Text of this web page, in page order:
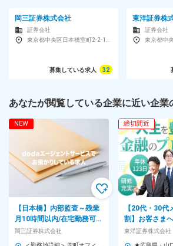
■証券・銀行での営業経験
■販売・サービス業での接客経験
＜こんな方をお待ちしています＞
■お客様のために自発的に動ける方
■常に感謝の気持ちを持ち、人と誠実に向き
■本当にお客様のためになる商品の提案をし
■資産アドバイザーとして誇りを持って働き
※いずれかにあてはまる方を歓迎いたします
勤務地
■全国52拠点いずれかでのご勤務
※下記のいずれかのコースを選択していただ
・全国転勤型／転居を伴う転勤あり
・地域限定型／転居を伴わない転勤あり
岡三証券株式会社
証券会社
募集している求人 32
東洋証券株
証券会社
東京都中
あなたが閲覧している企業に近い企業
NEW
【日本橋】内部監査～残業
月10時間以内/在宅勤務可/
土日祝休み/経営基盤◎～
岡三証券株式会社
締切間近
【20代・30代
割】お客さま
ご提案・アド
のプロへ着実